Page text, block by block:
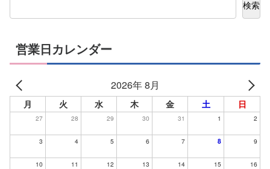
検索
営業日カレンダー
2026年 8月
月 火 水 木 金 土 日
27 28 29 30 31 1 2
3 4 5 6 7 8 9
10 11 12 13 14 15 16